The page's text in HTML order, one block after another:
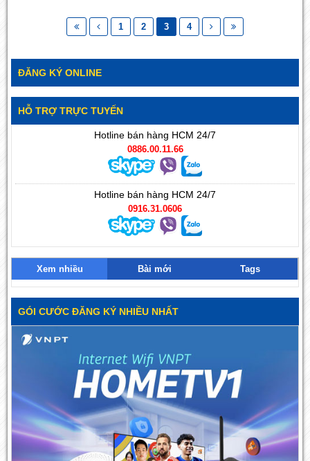
1 2 3 4
ĐĂNG KÝ ONLINE
HỖ TRỢ TRỰC TUYẾN
Hotline bán hàng HCM 24/7
0886.00.11.66
Hotline bán hàng HCM 24/7
0916.31.0606
Xem nhiều Bài mới Tags
GÓI CƯỚC ĐĂNG KÝ NHIỀU NHẤT